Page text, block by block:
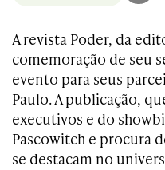
A revista Poder, da
comemoração de seu
evento para seus
Paulo. A publicação,
executivos e do
Pascowitch e procura
se destacam no